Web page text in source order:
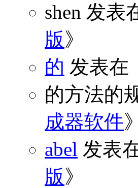
shen 发表
版》
的 发表在
的方法的
成器软件》
abel 发表
版》